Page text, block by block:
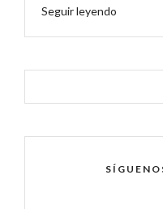
Seguir leyendo